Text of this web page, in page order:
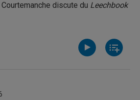
discute du Leechbook
charmes christianisés et
encore les laboratoires.
Couture nous fait quant à elle